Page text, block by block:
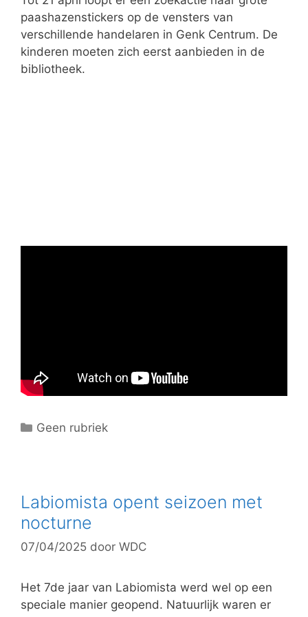
n
paashazenstickers op de vensters van
verschillende handelaren in Genk Centrum. De
kinderen moeten zich eerst aanbieden in de
bibliotheek.
C
g
r
i
ë
n
Geen rubriek
Labiomista opent seizoen met
nocturne
07/04/2025 door WDC
Het 7de jaar van Labiomista werd wel op een
speciale manier geopend. Natuurlijk waren er